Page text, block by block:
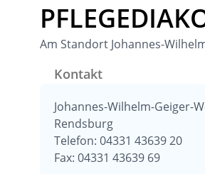
Am Standort Johannes-
Kontakt
Johannes-Wilhelm-Geiger-
Rendsburg
Telefon: 04331 43639 20
Fax: 04331 43639 69